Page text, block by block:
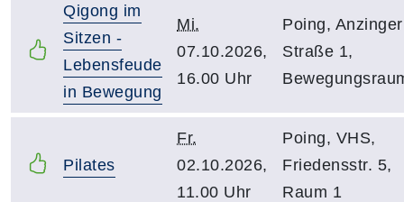
Qigong im
Sitzen -
Lebensfeude
in Bewegung
Mi.
07.10.2026,
16.00 Uhr
Poing, Anzinger
Straße 1,
Pilates
Fr.
02.10.2026,
11.00 Uhr
Poing, VHS,
Friedensstr. 5,
Raum 1